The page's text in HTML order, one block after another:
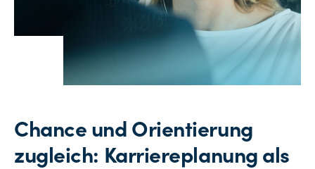
Chance und Orientierung
zugleich: Karriereplanung als